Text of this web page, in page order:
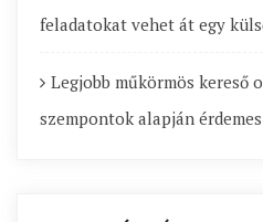
feladatokat vehet át egy
Legjobb műkörmös kereső
szempontok alapján